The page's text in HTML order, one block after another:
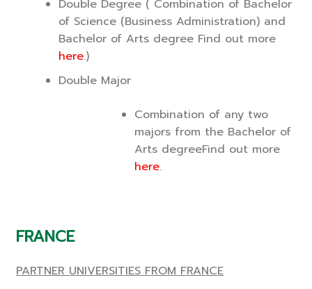
Double Degree ( Combination of Bachelor
of Science (Business Administration) and
Bachelor of Arts degree Find out more
here.)
Double Major
Combination of any two
majors from the Bachelor of
Arts degreeFind out more
here.
FRANCE
PARTNER UNIVERSITIES FROM FRANCE